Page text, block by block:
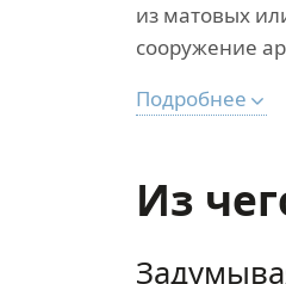
из матовых
сооружение
Подробнее
Из